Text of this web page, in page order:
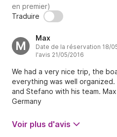
en premier)
Traduire
M
Max
Date de la réservation 18/
l'avis 21/05/2016
We had a very nice trip, the
everything was well
and Stefano with his team.
Germany
Voir plus d'avis